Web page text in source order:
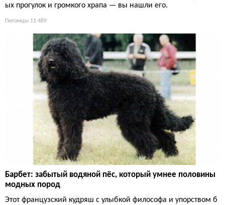
ых прогулок и громкого храпа — вы нашли его.
Питомцы 11 489
Барбет: забытый водяной пёс, который умнее половины
модных пород
Этот французский кудряш с улыбкой философа и упорством б